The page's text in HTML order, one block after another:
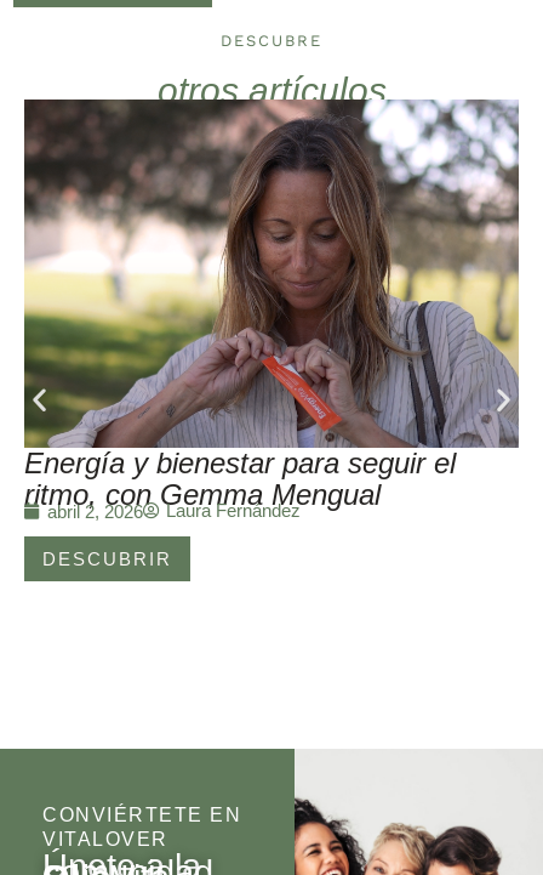
DESCUBRE
otros artículos
Energía y bienestar para seguir el
ritmo, con Gemma Mengual
abril 2, 2026 Laura Fernández
DESCUBRIR
CONVIÉRTETE EN
VITALOVER
Únete a la